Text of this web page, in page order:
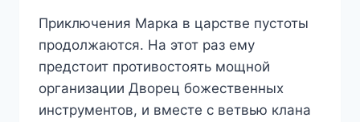
Приключения Марка в царстве пустоты
продолжаются. На этот раз ему
предстоит противостоять мощной
организации Дворец божественных
инструментов, и вместе с ветвью клана